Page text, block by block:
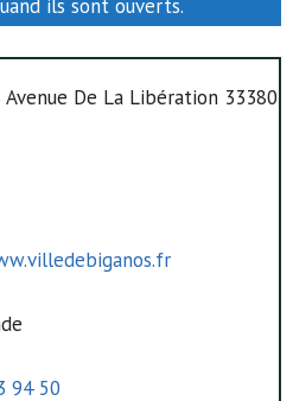
ils sont ouverts.
Avenue De La Libération 33380
94 50